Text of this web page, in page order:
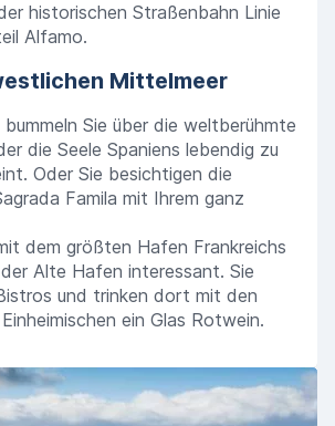
historischen Straßenbahn Linie
Alfamo.
Mittelmeer
Sie über die weltberühmte
die Seele Spaniens lebendig zu
Oder Sie besichtigen die
Famila mit Ihrem ganz
dem größten Hafen Frankreichs
Alte Hafen interessant. Sie
und trinken dort mit den
ein Glas Rotwein.